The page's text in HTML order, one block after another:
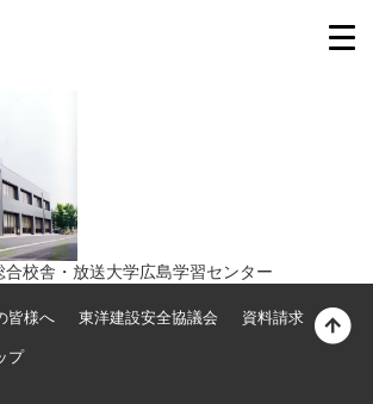
校舎・放送大学広島学習センター
皆様へ 東洋建設安全協議会 資料請求
プ